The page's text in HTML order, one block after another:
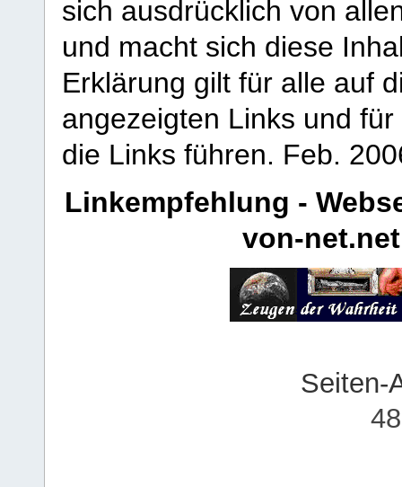
sich ausdrücklich von
und macht sich diese
Erklärung gilt für alle auf
angezeigten Links und
die Links führen. Feb.
Linkempfehlung -
von-net.net
Seiten-